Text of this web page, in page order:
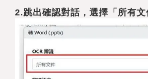
2.跳出確認對話，選擇「所有